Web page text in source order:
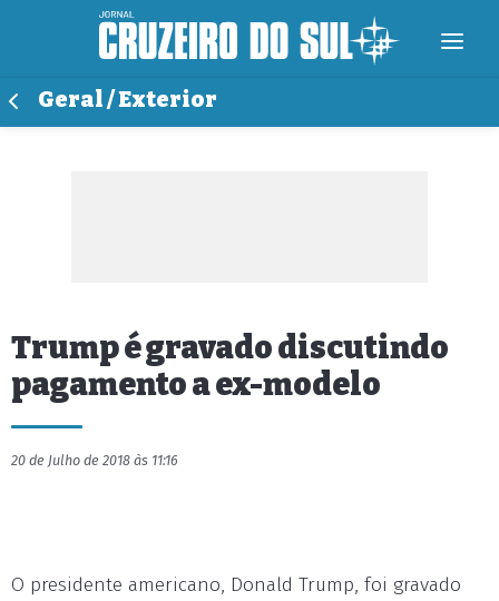
Geral / Exterior
Trump é gravado discutindo
pagamento a ex-modelo
20 de Julho de 2018 às 11:16
O presidente americano, Donald Trump, foi gravado